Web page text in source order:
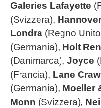
Galeries Lafayette
(Svizzera), Hannover
Londra (Regno
(Germania), Holt
(Danimarca), Joyce
(Francia), Lane
(Germania), Moeller
Monn (Svizzera),